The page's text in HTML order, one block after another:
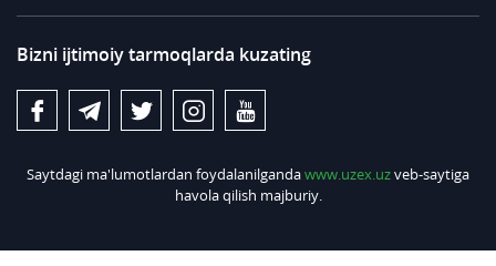
Bizni ijtimoiy tarmoqlarda kuzating
Saytdagi ma'lumotlardan foydalanilgandawww.uzex.uzveb-saytiga
havola qilish majburiy.